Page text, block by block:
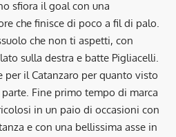
sfiora il goal con una
che finisce di poco a fil di palo.
che non ti aspetti, con
sulla destra e batte Pigliacelli.
per il Catanzaro per quanto visto
Fine primo tempo di marca
in un paio di occasioni con
e con una bellissima asse in